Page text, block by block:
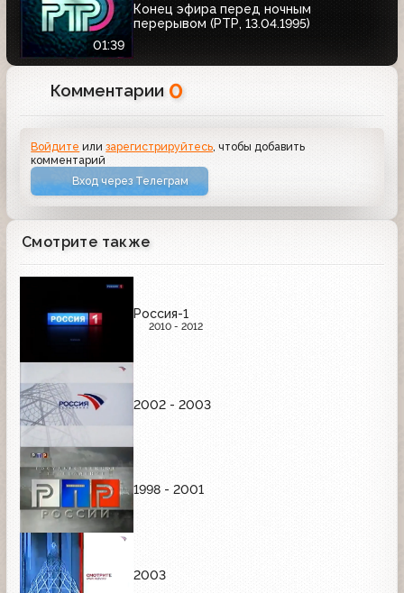
01:39
Конец эфира перед ночным
перерывом (РТР, 13.04.1995)
Комментарии 0
Войдите илизарегистрируйтесь , чтобы добавить
комментарий
Вход через Телеграм
Смотрите также
Россия-1
2010 - 2012
2002 - 2003
1998 - 2001
2003